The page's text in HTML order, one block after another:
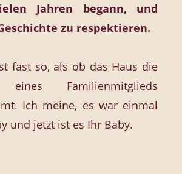
Jahren begann, und
zu respektieren.
fast so, als ob das Haus die
eines Familienmitglieds
Ich meine, es war einmal
und jetzt ist es Ihr Baby.